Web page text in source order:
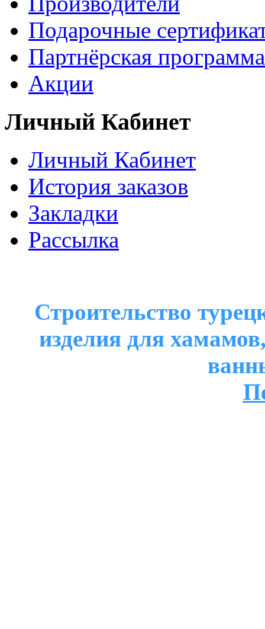
Подарочные
Партнёрская программа
Акции
Личный Кабинет
Личный Кабинет
История заказов
Закладки
Рассылка
Строительство
изделия для